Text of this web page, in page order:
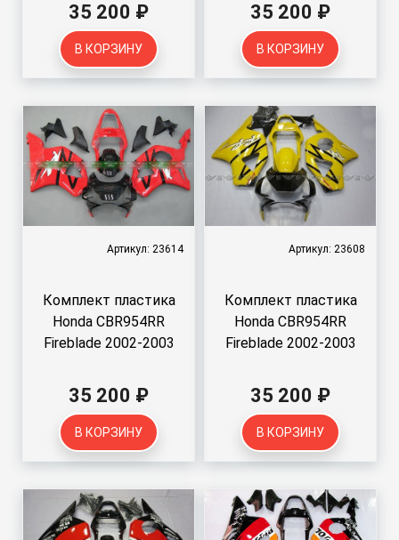
35 200 ₽
В КОРЗИНУ
35 200 ₽
В КОРЗИНУ
Артикул: 23614
Комплект пластика
Honda CBR954RR
Fireblade 2002-2003
35 200 ₽
В КОРЗИНУ
Артикул: 23608
Комплект пластика
Honda CBR954RR
Fireblade 2002-2003
35 200 ₽
В КОРЗИНУ